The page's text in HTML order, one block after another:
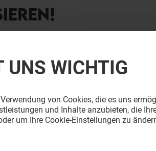
UNS WICHTIG
von Cookies, die es uns
und Inhalte anzubieten, die
um Ihre Cookie-Einstellungen zu